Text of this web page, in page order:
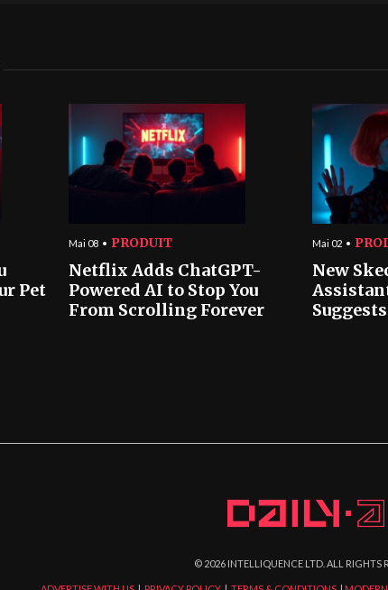
Pet
Mai 08 PRODUIT
Netflix Adds ChatGPT-
Powered AI to Stop You
From Scrolling Forever
Mai 02
New
© 2026INTELLIQUENCE LTD. ALL RIGHTS